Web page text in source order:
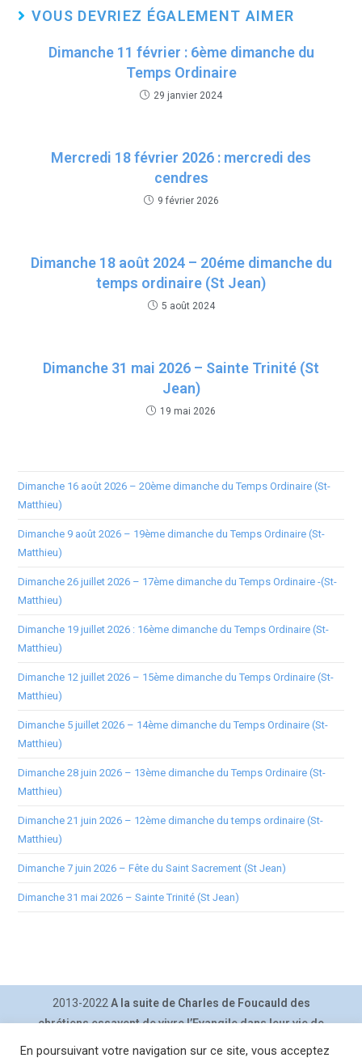
er b
o
s
A
VOUS DEVRIEZ ÉGALEMENT AIMER
Dimanche 11 février : 6ème dimanche du
Temps Ordinaire
29 janvier 2024
Mercredi 18 février 2026 : mercredi des
cendres
9 février 2026
Dimanche 18 août 2024 – 20éme dimanche du
temps ordinaire (St Jean)
5 août 2024
Dimanche 31 mai 2026 – Sainte Trinité (St
Jean)
19 mai 2026
Dimanche 16 août 2026 – 20ème dimanche du Temps Ordinaire (St-
Matthieu)
Dimanche 9 août 2026 – 19ème dimanche du Temps Ordinaire (St-
Matthieu)
Dimanche 26 juillet 2026 – 17ème dimanche du Temps Ordinaire -(St-
Matthieu)
Dimanche 19 juillet 2026 : 16ème dimanche du Temps Ordinaire (St-
Matthieu)
Dimanche 12 juillet 2026 – 15ème dimanche du Temps Ordinaire (St-
Matthieu)
Dimanche 5 juillet 2026 – 14ème dimanche du Temps Ordinaire (St-
Matthieu)
Dimanche 28 juin 2026 – 13ème dimanche du Temps Ordinaire (St-
Matthieu)
Dimanche 21 juin 2026 – 12ème dimanche du temps ordinaire (St-
Matthieu)
Dimanche 7 juin 2026 – Fête du Saint Sacrement (St Jean)
Dimanche 31 mai 2026 – Sainte Trinité (St Jean)
2013-2022 A la suite de Charles de Foucauld des
chrétiens essayent de vivre l’Evangile dans leur vie de
tous les jours.
En poursuivant votre navigation sur ce site, vous acceptez